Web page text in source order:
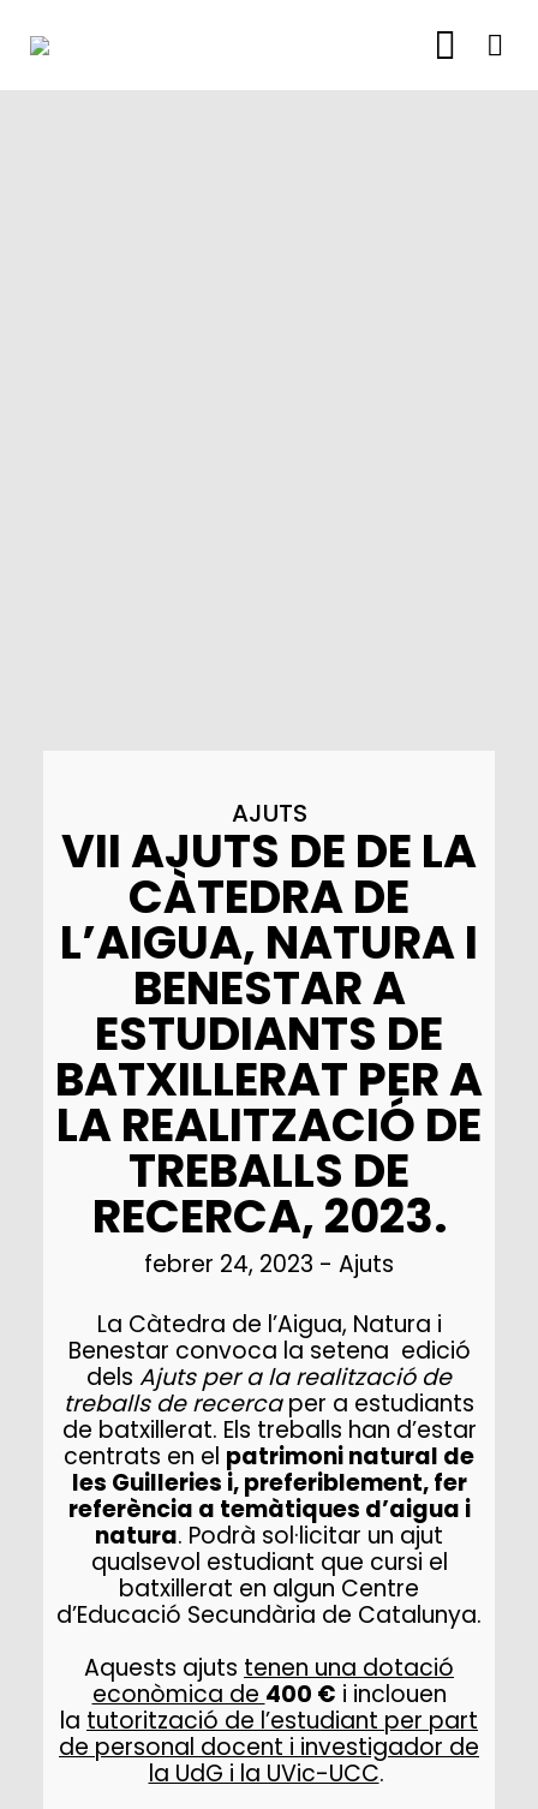
AJUTS
VII AJUTS DE DE LA
CÀTEDRA DE
L’AIGUA, NATURA I
BENESTAR A
ESTUDIANTS DE
BATXILLERAT PER A
LA REALITZACIÓ DE
TREBALLS DE
RECERCA, 2023.
febrer 24, 2023 - Ajuts
La Càtedra de l’Aigua, Natura i
Benestar convoca la setena edició
dels Ajuts per a la realització de
treballs de recercaper a estudiants
de batxillerat. Els treballs han d’estar
centrats en el patrimoni natural de
les Guilleries i, preferiblement, fer
referència a temàtiques d’aigua i
natura. Podrà sol·licitar un ajut
qualsevol estudiant que cursi el
batxillerat en algun Centre
d’Educació Secundària de Catalunya.
Aquests ajuts tenen una dotació
econòmica de 400 € i inclouen
la tutorització de l’estudiant per part
de personal docent i investigador de
la UdG i la UVic-UCC.